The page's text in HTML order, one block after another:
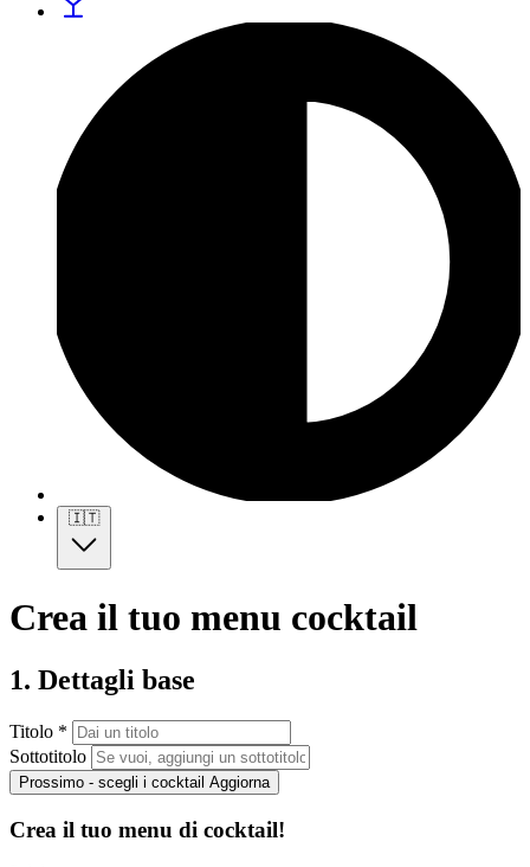
🇮🇹
Crea il tuo menu cocktail
1. Dettagli base
Titolo *
Sottotitolo
Prossimo - scegli i cocktail Aggiorna
Crea il tuo menu di cocktail!